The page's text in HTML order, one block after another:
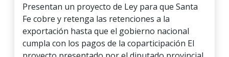
Presentan un proyecto de Ley para que Santa
Fe cobre y retenga las retenciones a la
exportación hasta que el gobierno nacional
cumpla con los pagos de la coparticipación El